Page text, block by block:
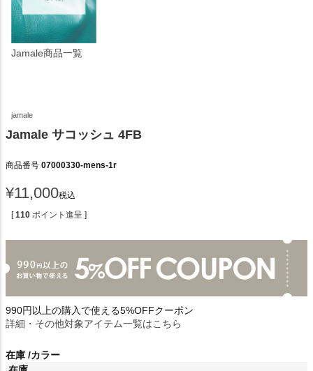
Jamale商品一覧
jamale
Jamale サコッシュ 4FB
商品番号 07000330-mens-1r
¥11,000税込
[ 110 ポイント進呈 ]
990円以上の購入で使える5%OFFクーポン
詳細・その他対象アイテム一覧はこちら
在庫 カラー